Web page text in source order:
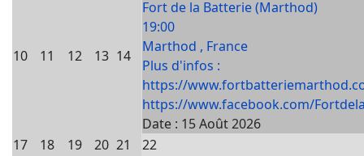
10 11 12 13 14
Fort de la Batterie (Marthod)
19:00
Marthod , France
Plus d'infos :
https://
https://www.facebook.com/
Date : 15 Août 2026
17
18 19 20 21
22